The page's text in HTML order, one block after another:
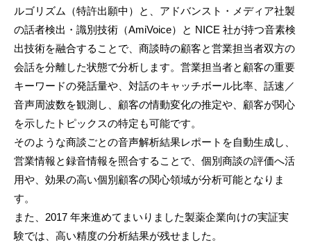
ルゴリズム（特許出願中）と、アドバンスト・メディア社製
の話者検出・識別技術（AmiVoice）と NICE 社が持つ音素検
出技術を融合することで、商談時の顧客と営業担当者双方の
会話を分離した状態で分析します。営業担当者と顧客の重要
キーワードの発話量や、対話のキャッチボール比率、話速／
音声周波数を観測し、顧客の情動変化の推定や、顧客が関心
を示したトピックスの特定も可能です。
そのような商談ごとの音声解析結果レポートを自動生成し、
営業情報と録音情報を照合することで、個別商談の評価へ活
用や、効果の高い個別顧客の関心領域が分析可能となりま
す。
また、2017 年来進めてまいりました製薬企業向けの実証実
験では、高い精度の分析結果が残せました。